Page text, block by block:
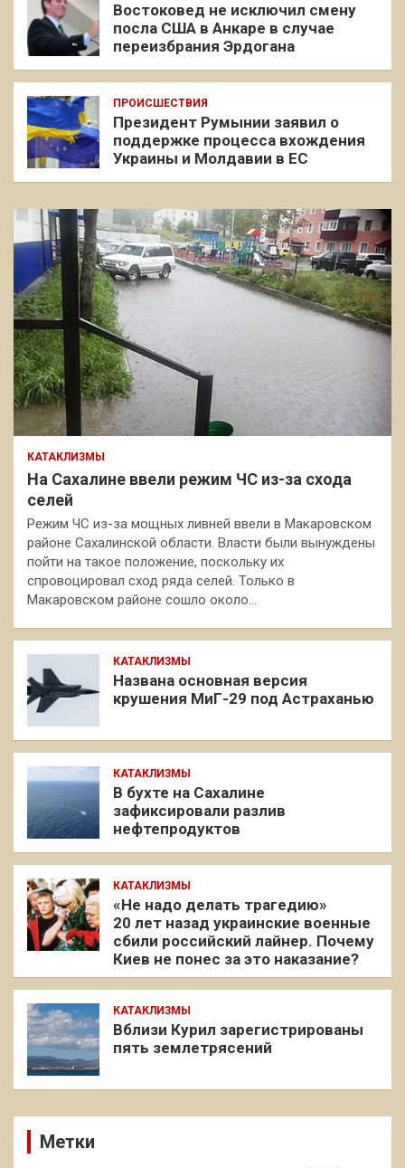
Востоковед не исключил смену
посла США в Анкаре в случае
переизбрания Эрдогана
ПРОИСШЕСТВИЯ
Президент Румынии заявил о
поддержке процесса вхождения
Украины и Молдавии в ЕС
КАТАКЛИЗМЫ
На Сахалине ввели режим ЧС из-за схода
селей
Режим ЧС из-за мощных ливней ввели в Макаровском
районе Сахалинской области. Власти были вынуждены
пойти на такое положение, поскольку их
спровоцировал сход ряда селей. Только в
Макаровском районе сошло около…
КАТАКЛИЗМЫ
Названа основная версия
крушения МиГ-29 под Астраханью
КАТАКЛИЗМЫ
В бухте на Сахалине
зафиксировали разлив
нефтепродуктов
КАТАКЛИЗМЫ
«Не надо делать трагедию»
20 лет назад украинские военные
сбили российский лайнер. Почему
Киев не понес за это наказание?
КАТАКЛИЗМЫ
Вблизи Курил зарегистрированы
пять землетрясений
Метки